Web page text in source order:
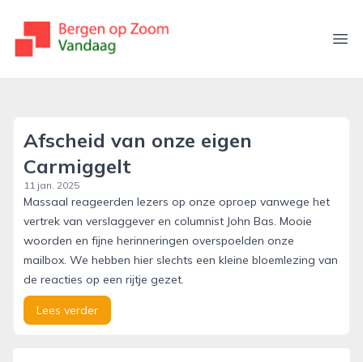
bergenopzoomvandaag.nl
Afscheid van onze eigen
Carmiggelt
11 jan. 2025
Massaal reageerden lezers op onze oproep vanwege het
vertrek van verslaggever en columnist John Bas. Mooie
woorden en fijne herinneringen overspoelden onze
mailbox. We hebben hier slechts een kleine bloemlezing van
de reacties op een rijtje gezet.
Lees verder